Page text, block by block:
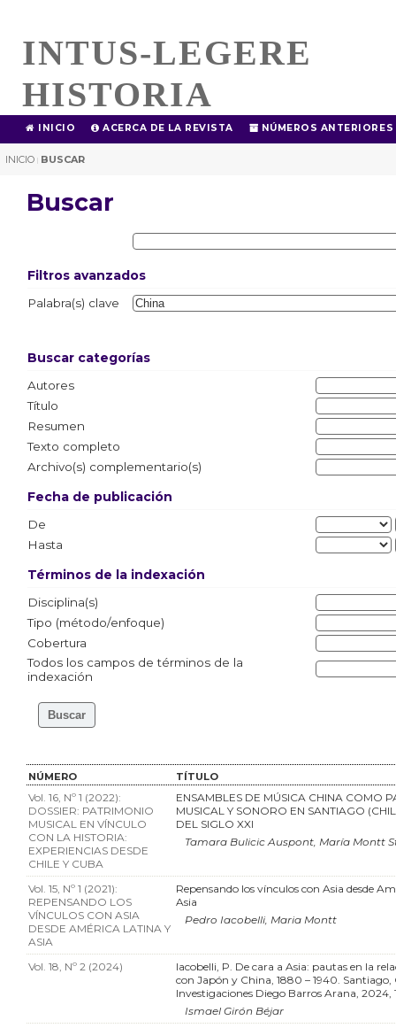
INTUS-LEGERE
HISTORIA
INICIO ACERCA DE LA REVISTA NÚMEROS ANTERIORES
INICIO | BUSCAR
Buscar
Filtros avanzados
Palabra(s) clave
Buscar categorías
Autores
Título
Resumen
Texto completo
Archivo(s) complementario(s)
Fecha de publicación
De
Hasta
Términos de la indexación
Disciplina(s)
Tipo (método/enfoque)
Cobertura
Todos los campos de términos de la
indexación
NÚMERO TÍTULO
Vol. 16, Nº 1 (2022):
DOSSIER: PATRIMONIO
MUSICAL EN VÍNCULO
CON LA HISTORIA:
EXPERIENCIAS DESDE
CHILE Y CUBA
ENSAMBLES DE MÚSICA CHINA COMO
MUSICAL Y SONORO EN SANTIAGO
DEL SIGLO XXI
Tamara Bulicic Auspont, María Montt
Vol. 15, Nº 1 (2021):
REPENSANDO LOS
VÍNCULOS CON ASIA
DESDE AMÉRICA LATINA Y
ASIA
Repensando los vínculos con Asia desde
Asia
Pedro Iacobelli, Maria Montt
Vol. 18, Nº 2 (2024)
Iacobelli, P. De cara a Asia: pautas en la
con Japón y China, 1880 – 1940. Santiago,
Investigaciones Diego Barros Arana, 2024,
Ismael Girón Béjar